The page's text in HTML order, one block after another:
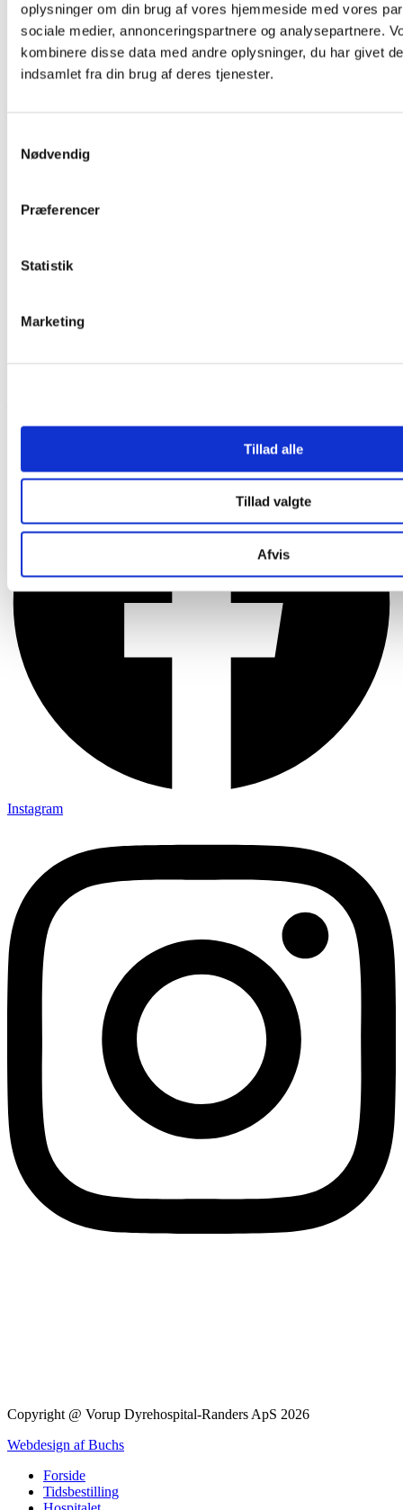
oplysninger om din brug af vores hjemmeside med vores
sociale medier, annonceringspartnere og analysepartnere.
kombinere disse data med andre oplysninger, du har givet
indsamlet fra din brug af deres tjenester.
Nødvendig
Præferencer
Statistik
Marketing
Tillad alle
Tillad valgte
Afvis
Petshop
Information
Behandling af personoplysninger
Behandling af personoplysninger
Persondatapolitik
Instagram
Copyright @ Vorup Dyrehospital-Randers ApS 2026
Webdesign af Buchs
Forside
Tidsbestilling